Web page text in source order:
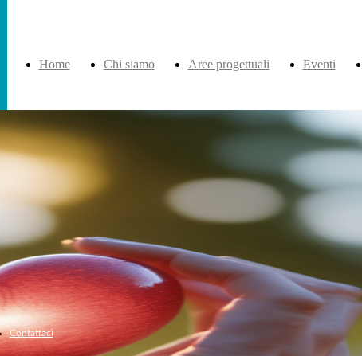
Home Chi siamo Aree progettuali Eventi
Contattaci